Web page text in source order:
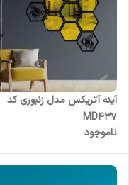
آینه آتریکس مدل زنبوری کد
MD437
ناموجود